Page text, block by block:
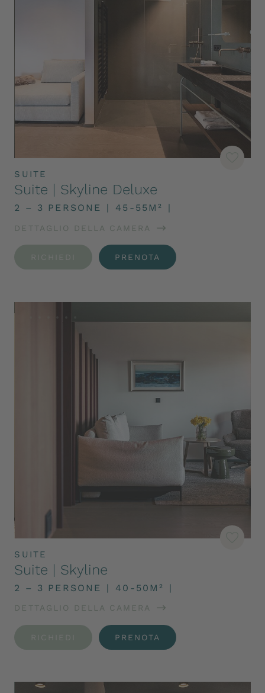
SUITE
Suite | Skyline Deluxe
2 – 3 PERSONE 45-55M²
DETTAGLIO DELLA CAMERA
RICHIEDI PRENOTA
SUITE
Suite | Skyline
2 – 3 PERSONE | 40-50M² |
DETTAGLIO DELLA CAMERA
RICHIEDI PRENOTA